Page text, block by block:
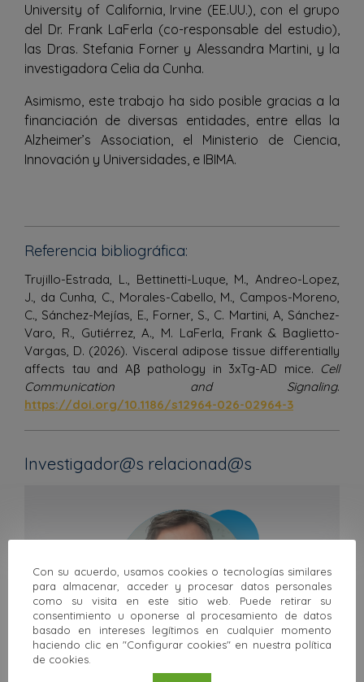
University of California, Irvine (EE.UU.), con el grupo
del Dr. Frank LaFerla (co-responsable del estudio),
las Dras. Stefania Forner y Alessandra Martini, y la
investigadora Celia da Cunha.
Asimismo, este trabajo ha sido posible gracias a la
financiación de diversas entidades, entre ellas la
Alzheimer’s Association, el Ministerio de Ciencia,
Innovación y Universidades, e IBIMA.
Referencia bibliográfica:
Trujillo-Estrada, L., Bettinetti-Luque, M., Andreo-Lopez,
J., da Cunha, C., Morales-Cabello, M., Campos-Moreno,
C., Sánchez-Mejías, E., Forner, S., C. Martini, A, Sánchez-
Varo, R., Gutiérrez, A., M. LaFerla, Frank & Baglietto-
Vargas, D. (2026). Visceral adipose tissue differentially
affects tau and Aβ pathology in 3xTg-AD mice. Cell
Communication and Signaling.
https://doi.org/10.1186/s12964-026-02964-3
Investigador@s relacionad@s
Con su acuerdo, usamos cookies o tecnologías similares
para almacenar, acceder y procesar datos personales
como su visita en este sitio web. Puede retirar su
consentimiento u oponerse al procesamiento de datos
basado en intereses legítimos en cualquier momento
haciendo clic en "Configurar cookies" en nuestra política
de cookies.